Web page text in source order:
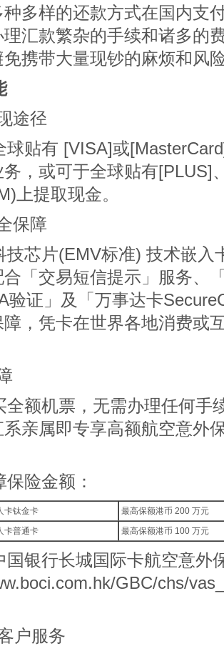
多样的还款方式在国内支
汇款繁杂的手续和诸多的
携带大量现钞的麻烦和风
途径
球贴有 [VISA]或
，或可于全球贴有[PLUS]
上提取现金。
保障
技芯片(EMV标准) 技术嵌入
合「交易短信提示」服务、
验证」及「万事达卡
障，凭卡在世界各地消费或
全额机票，无需办理任何手
系亲属即专享高额航空意外
险金额：
卡钛金卡
最高保额港币 200 万元
卡普通卡
最高保额港币 100 万元
国银行长城国际卡航空意外
GBC/chs/
户服务